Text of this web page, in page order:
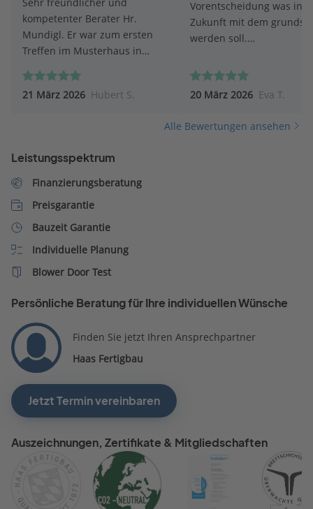
kompetenter Berater Hr.
Mundigl. Er war zum ersten
Treffen im Musterhaus in
hatte sogar schon ein Angebot
parat (aufgrund meiner
irgendwann muss man sich
(allein schon aus zeitlichen
Firma entscheiden. Daher fällt
Haas jetzt bei uns raus. Wir
hätten aber gerne mit Herrn
weitergemacht, aber andere
einfach mehr zu.
21 März 2026 Hubert S.
Vorentscheidung was in
Zukunft mit dem
werden soll.
ausreichend und prompt.
20 März 2026 Eva T.
Alle Bewertungen ansehen
Leistungsspektrum
Finanzierungsberatung
Preisgarantie
Bauzeit Garantie
Individuelle Planung
Blower Door Test
Persönliche Beratung für Ihre individuellen Wünsche
Finden Sie jetzt Ihren Ansprechpartner
Haas Fertigbau
Jetzt Termin vereinbaren
Auszeichnungen, Zertifikate & Mitgliedschaften